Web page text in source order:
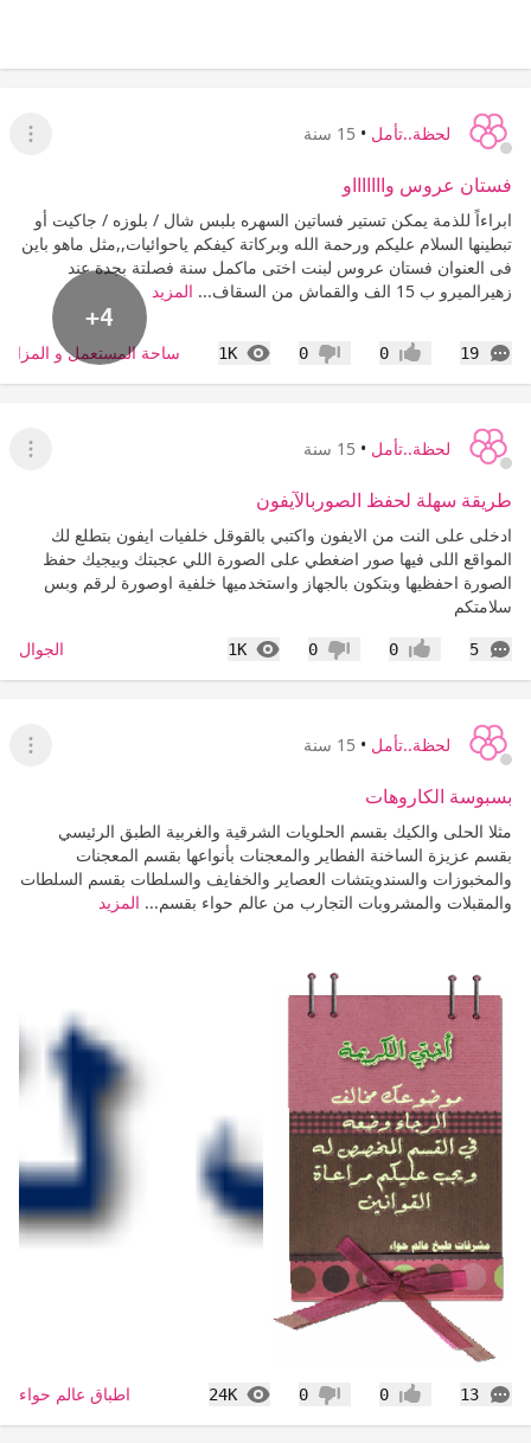
لحظة..تأمل • 15 سنة
عرض
فستان عروس واااااااو
ابراءاً للذمة يمكن تستير فساتين السهره بلبس شال / بلوزه / جاكيت أو
تبطينها السلام عليكم ورحمة الله وبركاتة كيفكم ياحوائيات,,مثل ماهو باين
فى العنوان فستان عروس لبنت اختى ماكمل سنة فصلتة بجدة عند
زهيرالميرو ب 15 الف والقماش من السقاف...
المزيد
+4
19
التعليقات إعجاب0 عدم إعجاب
0
1K
المشاهدات ساحة المستعمل و المزاد
لحظة..تأمل • 15 سنة
عرض
طريقة سهلة لحفظ الصوربالآيفون
ادخلى على النت من الايفون واكتبي بالقوقل خلفيات ايفون بتطلع لك
المواقع اللى فيها صور اضغطي على الصورة اللي عجبتك وبيجيك حفظ
الصورة احفظيها وبتكون بالجهاز واستخدميها خلفية اوصورة لرقم وبس
سلامتكم
5
التعليقات إعجاب0 عدم إعجاب
0
1K
المشاهدات الجوال
لحظة..تأمل • 15 سنة
عرض
بسبوسة الكاروهات
مثلا الحلى والكيك بقسم الحلويات الشرقية والغربية الطبق الرئيسي
بقسم عزيزة الساخنة الفطاير والمعجنات بأنواعها بقسم المعجنات
والمخبوزات والسندويتشات العصاير والخفايف والسلطات بقسم السلطات
والمقبلات والمشروبات التجارب من عالم حواء بقسم... المزيد
13
التعليقات إعجاب0 عدم إعجاب
0
24K
المشاهدات اطباق عالم حواء